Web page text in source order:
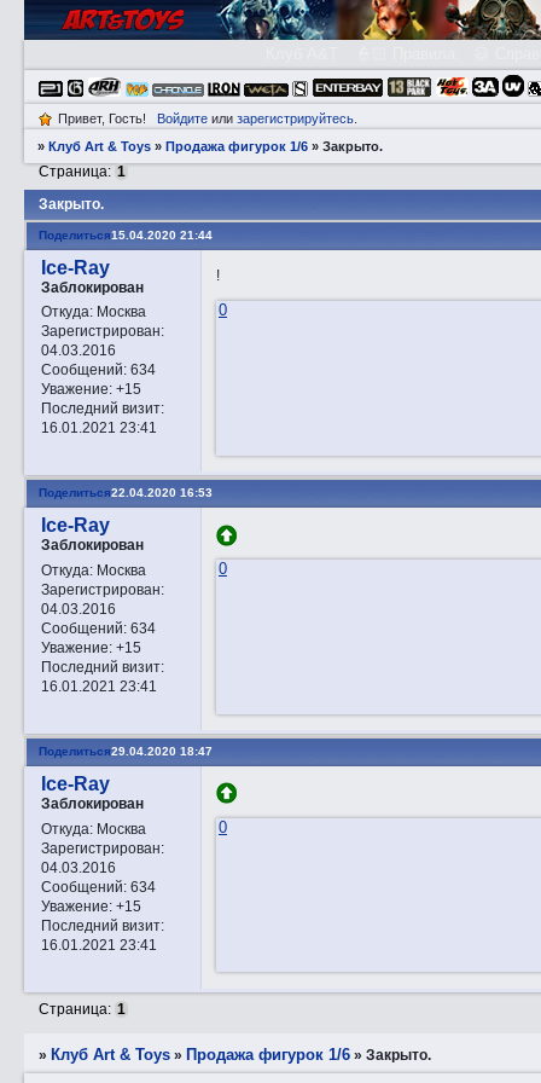
Привет, Гость! Войдитеили зарегистрируйтесь.
»Клуб Art & Toys »Продажа фигурок 1/6 »Закрытo.
Закрытo.
Страница: 1
Поделиться15.04.2020 21:44
Ice-Ray
Заблокирован
Откуда:Москва
Зарегистрирован:
04.03.2016
Сообщений:634
Уважение: +15
Последний визит:
16.01.2021 23:41
!
0
Поделиться22.04.2020 16:53
Ice-Ray
Заблокирован
Откуда:Москва
Зарегистрирован:
04.03.2016
Сообщений:634
Уважение: +15
Последний визит:
16.01.2021 23:41
0
Поделиться29.04.2020 18:47
Ice-Ray
Заблокирован
Откуда:Москва
Зарегистрирован:
04.03.2016
Сообщений:634
Уважение: +15
Последний визит:
16.01.2021 23:41
0
Страница: 1
» Клуб Art & Toys » Продажа фигурок 1/6 »Закрытo.